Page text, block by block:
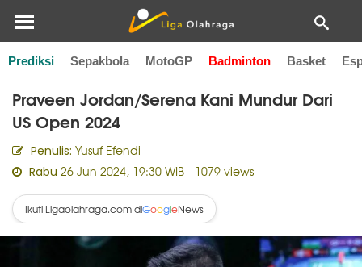
Prediksi Sepakbola MotoGP Badminton Basket
Home Badminton
Praveen Jordan/Serena Kani Mundur Dari
US Open 2024
Penulis: Yusuf Efendi
Rabu 26 Jun 2024, 19:30 WIB - 1079 views
Ikuti Ligaolahraga.com diGoogleNews